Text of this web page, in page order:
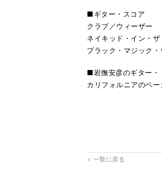
■ギター・スコア
クラブ／ウィーザー
ネイキッド・イン・
ブラック・マジック
■岩撫安彦のギター・
カリフォルニアのベ
一覧に戻る